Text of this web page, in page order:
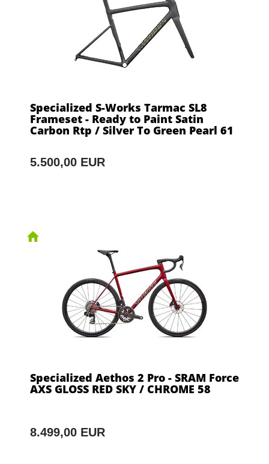
Specialized S-Works Tarmac SL8
Frameset - Ready to Paint Satin
Carbon Rtp / Silver To Green Pearl 61
5.500,00 EUR
Specialized Aethos 2 Pro - SRAM Force
AXS GLOSS RED SKY / CHROME 58
8.499,00 EUR